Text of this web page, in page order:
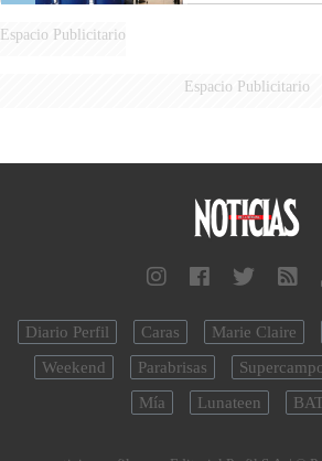
Espacio Publicitario
Espacio Publicitario
Diario Perfil Caras Marie Claire
Weekend
Parabrisas
Mía
Lunateen